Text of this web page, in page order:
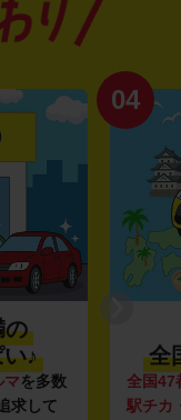
の
♪
マを多数
求して
04
全
全国47
駅チカ